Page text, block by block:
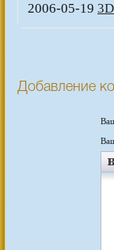
2006-05-19
Добавление